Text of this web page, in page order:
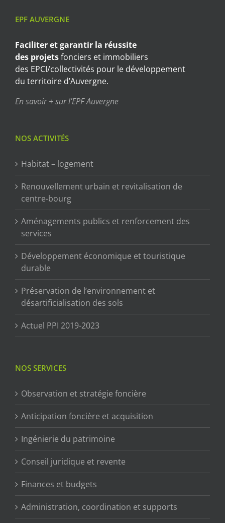
EPF AUVERGNE
Faciliter et garantir la réussite
des projetsfonciers et immobiliers
des EPCI/collectivités pour le développement
du territoire d’Auvergne.
En savoir + sur l’EPF Auvergne
NOS ACTIVITÉS
Habitat – logement
Renouvellement urbain et revitalisation de
centre-bourg
Aménagements publics et renforcement des
services
Développement économique et touristique
durable
Préservation de l’environnement et
désartificialisation des sols
Actuel PPI 2019-2023
NOS SERVICES
Observation et stratégie foncière
Anticipation foncière et acquisition
Ingénierie du patrimoine
Conseil juridique et revente
Finances et budgets
Administration, coordination et supports